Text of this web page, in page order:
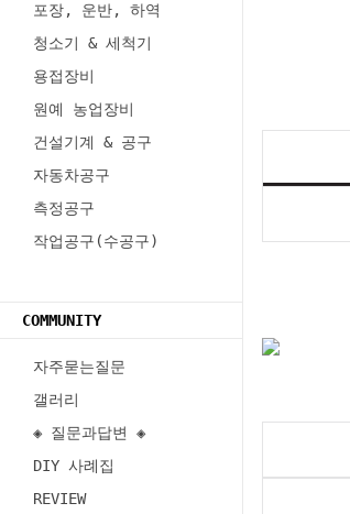
포장, 운반, 하역
청소기 & 세척기
용접장비
원예 농업장비
건설기계 & 공구
자동차공구
측정공구
작업공구(수공구)
COMMUNITY
자주묻는질문
갤러리
◈ 질문과답변 ◈
DIY 사례집
REVIEW